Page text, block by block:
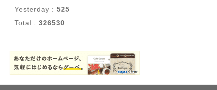
Yesterday : 525
Total : 326530